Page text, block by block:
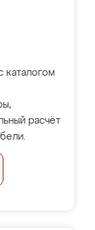
каталогом
расчёт